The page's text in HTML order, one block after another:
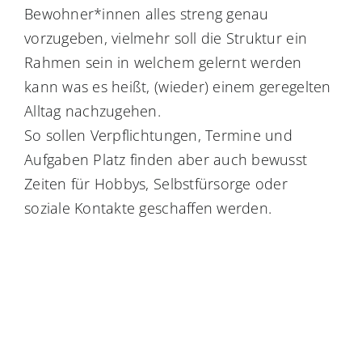
Bewohner*innen alles streng genau
vorzugeben, vielmehr soll die Struktur ein
Rahmen sein in welchem gelernt werden
kann was es heißt, (wieder) einem geregelten
Alltag nachzugehen.
So sollen Verpflichtungen, Termine und
Aufgaben Platz finden aber auch bewusst
Zeiten für Hobbys, Selbstfürsorge oder
soziale Kontakte geschaffen werden.